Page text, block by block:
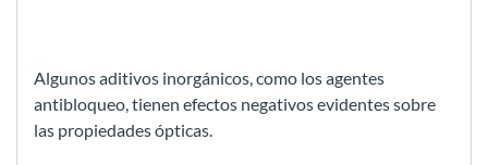
Algunos aditivos inorgánicos, como los agentes
antibloqueo, tienen efectos negativos evidentes sobre
las propiedades ópticas.